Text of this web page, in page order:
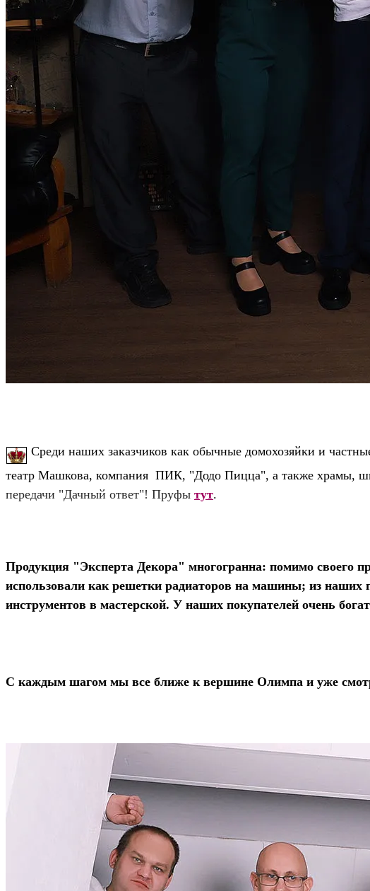
Среди наших заказчиков как обычные домохозяйки и
театр Машкова, компания ПИК, "Додо Пицца", а также храмы,
передачи "Дачный ответ"! Пруфы тут.
Продукция "Эксперта Декора" многогранна: помимо своего
использовали как решетки радиаторов на машины; из наших
инструментов в мастерской. У наших покупателей очень
С каждым шагом мы все ближе к вершине Олимпа и уже